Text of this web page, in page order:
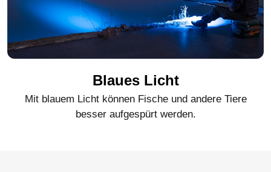
Blaues Licht
Mit blauem Licht können Fische und andere Tiere
besser aufgespürt werden.